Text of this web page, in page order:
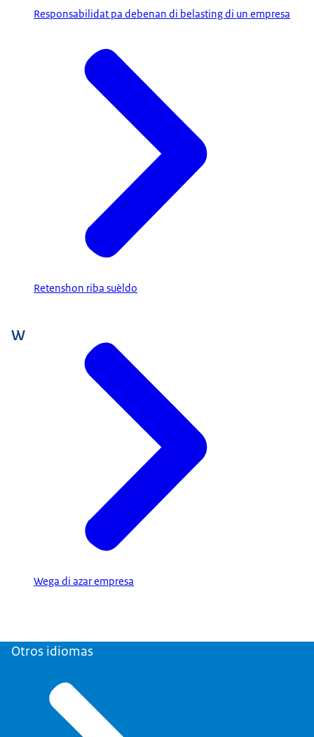
Responsabilidat pa debenan di belasting di un empresa
Retenshon riba suèldo
W
Wega di azar empresa
Otros idiomas